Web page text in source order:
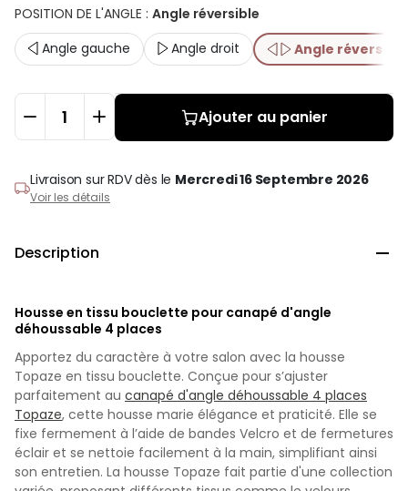
POSITION DE L'ANGLE : Angle réversible
Angle gauche
Angle droit Angle réversible
Ajouter au panier
Livraison sur RDVdès le Mercredi 16 Septembre 2026
Voir les détails
Description 
Housse en tissu bouclette pour canapé d'angle
déhoussable 4 places
Apportez du caractère à votre salon avec la housse
Topaze en tissu bouclette. Conçue pour s’ajuster
parfaitement au canapé d'angle déhoussable 4 places
Topaze, cette housse marie élégance et praticité. Elle se
fixe fermement à l’aide de bandes Velcro et de fermetures
éclair et se nettoie facilement à la main, simplifiant ainsi
son entretien. La housse Topaze fait partie d'une collection